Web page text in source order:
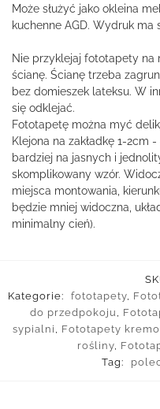
Może służyć jako okleina
kuchenne AGD. Wydruk ma
Nie przyklejaj fototapety na
ścianę. Ścianę trzeba
bez domieszek lateksu. W
się odklejać.
Fototapetę można myć
Klejona na zakładkę 1-2cm
bardziej na jasnych i
skomplikowany wzór.
miejsca montowania,
będzie mniej widoczna,
minimalny cień).
Kategorie:
fototapety,
do przedpokoju ,
sypialni , Fototapety
rośliny,
Tag: